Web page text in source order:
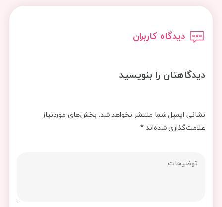
دیدگاه کاربران
دیدگاهتان را بنویسید
نشانی ایمیل شما منتشر نخواهد شد. بخش‌های موردنیاز
علامت‌گذاری شده‌اند*